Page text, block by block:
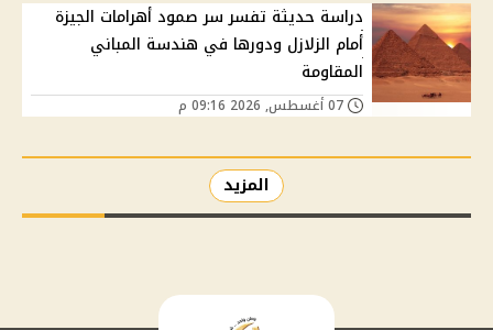
دراسة حديثة تفسر سر صمود أهرامات الجيزة
أمام الزلازل ودورها في هندسة المباني
المقاومة
المزيد